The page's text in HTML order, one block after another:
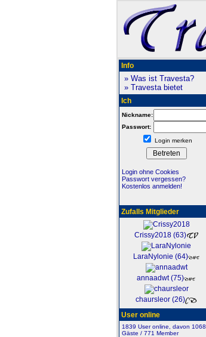
Info
» Was ist Travesta?
» Travesta bietet
Ich
Nickname:
Passwort:
Login merken
Login ohne Cookies
Passwort vergessen?
Kostenlos anmelden!
Zufalls Mitglieder
Crissy2018 (63)
LaraNylonie (64)
annaadwt (75)
chaursleor (26)
User online
1839 User online, davon 1068
Gäste / 771 Member